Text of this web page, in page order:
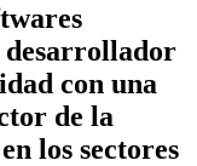
desarrollador
con una
de la
los sectores